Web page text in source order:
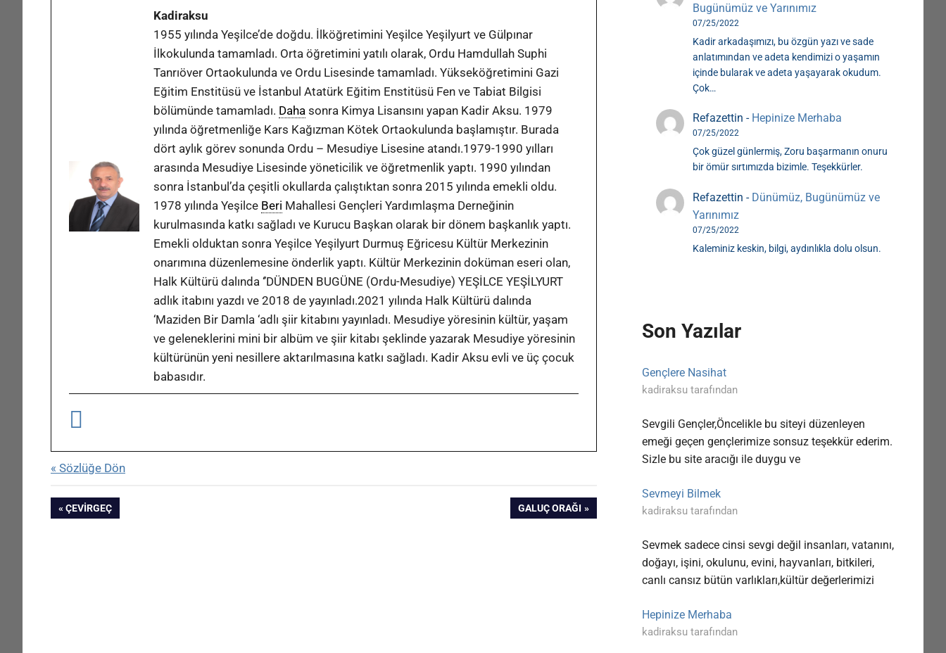
Kadiraksu
1955 yılında Yeşilce’de doğdu. İlköğretimini Yeşilce Yeşilyurt ve Gülpınar
İlkokulunda tamamladı. Orta öğretimini yatılı olarak, Ordu Hamdullah Suphi
Tanrıöver Ortaokulunda ve Ordu Lisesinde tamamladı. Yükseköğretimini Gazi
Eğitim Enstitüsü ve İstanbul Atatürk Eğitim Enstitüsü Fen ve Tabiat Bilgisi
bölümünde tamamladı. Daha sonra Kimya Lisansını yapan Kadir Aksu. 1979
yılında öğretmenliğe Kars Kağızman Kötek Ortaokulunda başlamıştır. Burada
dört aylık görev sonunda Ordu – Mesudiye Lisesine atandı.1979-1990 yılları
arasında Mesudiye Lisesinde yöneticilik ve öğretmenlik yaptı. 1990 yılından
sonra İstanbul’da çeşitli okullarda çalıştıktan sonra 2015 yılında emekli oldu.
1978 yılında Yeşilce Beri Mahallesi Gençleri Yardımlaşma Derneğinin
kurulmasında katkı sağladı ve Kurucu Başkan olarak bir dönem başkanlık yaptı.
Emekli olduktan sonra Yeşilce Yeşilyurt Durmuş Eğricesu Kültür Merkezinin
onarımına düzenlemesine önderlik yaptı. Kültür Merkezinin doküman eseri olan,
Halk Kültürü dalında ‘’DÜNDEN BUGÜNE (Ordu-Mesudiye) YEŞİLCE YEŞİLYURT
adlık itabını yazdı ve 2018 de yayınladı.2021 yılında Halk Kültürü dalında
‘Maziden Bir Damla ‘adlı şiir kitabını yayınladı. Mesudiye yöresinin kültür, yaşam
ve geleneklerini mini bir albüm ve şiir kitabı şeklinde yazarak Mesudiye yöresinin
kültürünün yeni nesillere aktarılmasına katkı sağladı. Kadir Aksu evli ve üç çocuk
babasıdır.
« Sözlüğe Dön
Yazı
ÖNCEKI
ÇEVIRGEÇ
SONRAKI
GALUÇ ORAĞI
Bugünümüz ve Yarınımız
07/25/2022
Kadir arkadaşımızı, bu özgün yazı ve sade
anlatımından ve adeta kendimizi o yaşamın
içinde bularak ve adeta yaşayarak okudum.
Çok…
Refazettin - Hepinize Merhaba
07/25/2022
Çok güzel günlermiş, Zoru başarmanın onuru
bir ömür sırtımızda bizimle. Teşekkürler.
Refazettin - Dünümüz, Bugünümüz ve
Yarınımız
07/25/2022
Kaleminiz keskin, bilgi, aydınlıkla dolu olsun.
Son Yazılar
Gençlere Nasihat
kadiraksu tarafından
Sevgili Gençler,Öncelikle bu siteyi düzenleyen
emeği geçen gençlerimize sonsuz teşekkür ederim.
Sizle bu site aracığı ile duygu ve
Sevmeyi Bilmek
kadiraksu tarafından
Sevmek sadece cinsi sevgi değil insanları, vatanını,
doğayı, işini, okulunu, evini, hayvanları, bitkileri,
canlı cansız bütün varlıkları,kültür değerlerimizi
Hepinize Merhaba
kadiraksu tarafından